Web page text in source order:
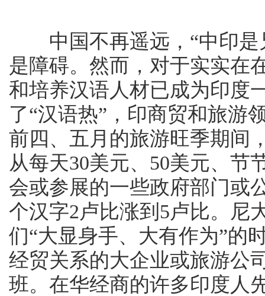
中国不再遥远，“中印是
是障碍。然而，对于实实在
和培养汉语人材已成为印度
了“汉语热”，印商贸和旅游
前四、五月的旅游旺季期间
从每天30美元、50美元、节
会或参展的一些政府部门或
个汉字2卢比涨到5卢比。尼
们“大显身手、大有作为”的
经贸关系的大企业或旅游公
班。在华经商的许多印度人